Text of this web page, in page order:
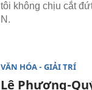
tôi không chịu cắt
N.
VĂN HÓA - GIẢI TRÍ
Lê Phương-